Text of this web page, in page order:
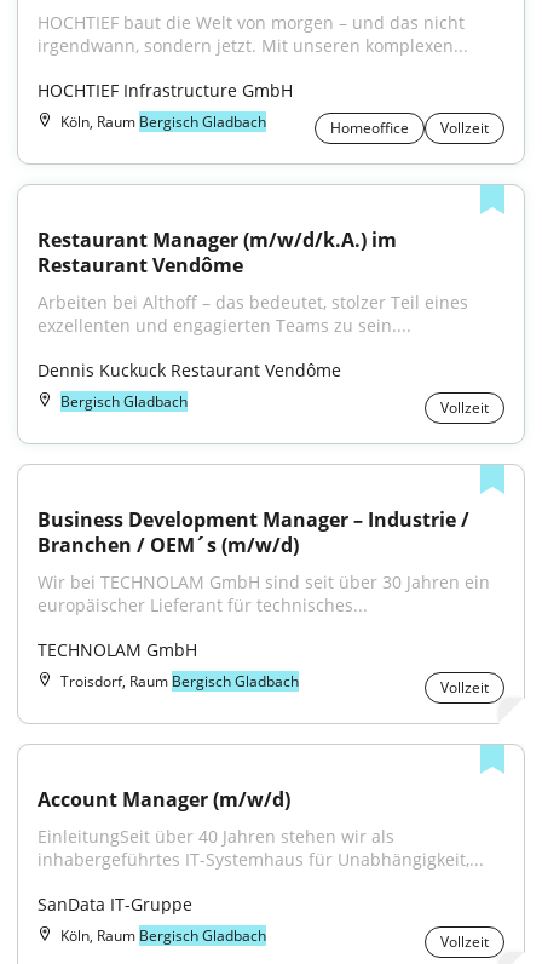
HOCHTIEF baut die Welt von morgen – und das nicht
irgendwann, sondern jetzt. Mit unseren komplexen...
HOCHTIEF Infrastructure GmbH
Köln, Raum Bergisch Gladbach Homeoffice Vollzeit
Restaurant Manager (m/w/d/k.A.) im
Restaurant Vendôme
Arbeiten bei Althoff – das bedeutet, stolzer Teil eines
exzellenten und engagierten Teams zu sein....
Dennis Kuckuck Restaurant Vendôme
Bergisch Gladbach Vollzeit
Business Development Manager – Industrie /
Branchen / OEM´s (m/w/d)
Wir bei TECHNOLAM GmbH sind seit über 30 Jahren ein
europäischer Lieferant für technisches...
TECHNOLAM GmbH
Troisdorf, Raum Bergisch Gladbach Vollzeit
Account Manager (m/w/d)
EinleitungSeit über 40 Jahren stehen wir als
inhabergeführtes IT-Systemhaus für Unabhängigkeit,...
SanData IT-Gruppe
Köln, Raum Bergisch Gladbach Vollzeit